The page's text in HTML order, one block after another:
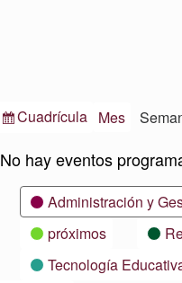
Ver
Cuadrícula Mes
No hay eventos
CategoríasAdministración y
próximos
Tecnología